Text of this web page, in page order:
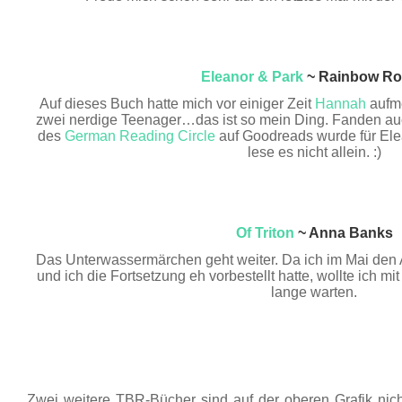
Eleanor & Park~ Rainbow
Auf dieses Buch hatte mich vor einiger Zeit Hannah
zwei nerdige Teenager…das ist so mein Ding. Fanden
des German Reading Circle auf Goodreads wurde für
lese es nicht allein. :)
Of Triton ~ Anna Banks
Das Unterwassermärchen geht weiter. Da ich im Mai
und ich die Fortsetzung eh vorbestellt hatte, wollte ich
lange warten.